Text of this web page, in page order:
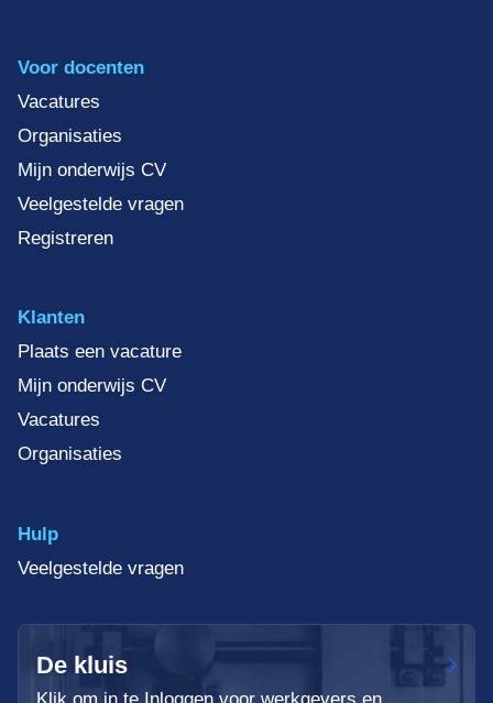
Voor docenten
Vacatures
Organisaties
Mijn onderwijs CV
Veelgestelde vragen
Registreren
Klanten
Plaats een vacature
Mijn onderwijs CV
Vacatures
Organisaties
Hulp
Veelgestelde vragen
De kluis